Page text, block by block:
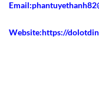
Website:https://